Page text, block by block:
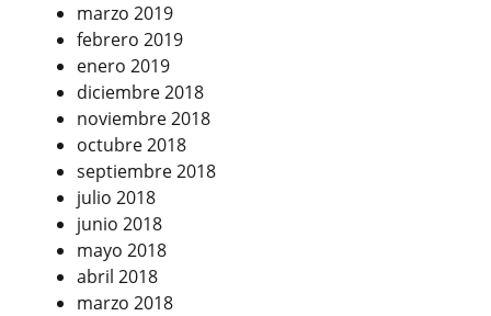
marzo 2019
febrero 2019
enero 2019
diciembre 2018
noviembre 2018
octubre 2018
septiembre 2018
julio 2018
junio 2018
mayo 2018
abril 2018
marzo 2018